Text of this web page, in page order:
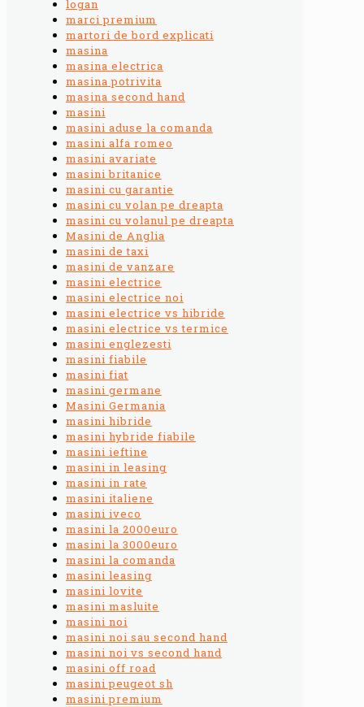
logan
marci premium
martori de bord explicati
masina
masina electrica
masina potrivita
masina second hand
masini
masini aduse la comanda
masini alfa romeo
masini avariate
masini britanice
masini cu garantie
masini cu volan pe dreapta
masini cu volanul pe dreapta
Masini de Anglia
masini de taxi
masini de vanzare
masini electrice
masini electrice noi
masini electrice vs hibride
masini electrice vs termice
masini englezesti
masini fiabile
masini fiat
masini germane
Masini Germania
masini hibride
masini hybride fiabile
masini ieftine
masini in leasing
masini in rate
masini italiene
masini iveco
masini la 2000euro
masini la 3000euro
masini la comanda
masini leasing
masini lovite
masini masluite
masini noi
masini noi sau second hand
masini noi vs second hand
masini off road
masini peugeot sh
masini premium